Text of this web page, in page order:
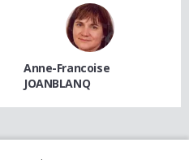
Anne-Francoise
JOANBLANQ